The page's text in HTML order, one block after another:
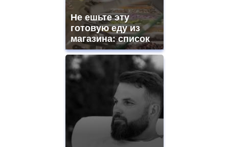
Не ешьте эту
готовую еду из
магазина: список